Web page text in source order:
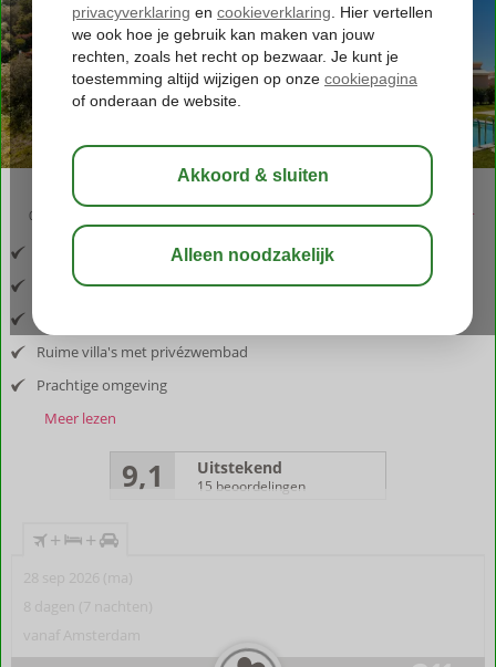
02:50 bewaar
Inclusief vlucht en auto
Gelegen nabij Gouvia
Ruime villa's met privézwembad
Prachtige omgeving
Meer lezen
9,1 Uitstekend
15 beoordelingen
+ +
28 sep 2026 (ma)
8 dagen (7 nachten)
vanaf Amsterdam